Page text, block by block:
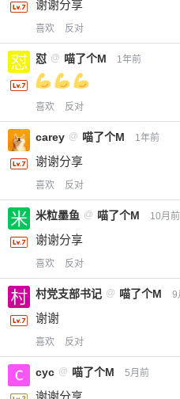
谢谢分享
喜欢 反对
怼 @ 喵了个M 1年前
喜欢 反对
carey @ 喵了个M 1年前
谢谢分享
喜欢 反对
米粒墨鱼 @ 喵了个M 10月前
谢谢分享
喜欢 反对
村党支部书记 @ 喵了个M 9
谢谢
喜欢 反对
cyc @ 喵了个M 5月前